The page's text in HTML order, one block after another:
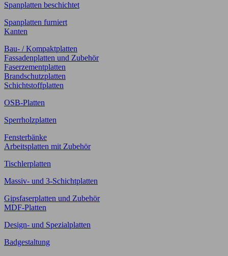
Spanplatten beschichtet
Spanplatten furniert
Kanten
Bau- / Kompaktplatten
Fassadenplatten und Zubehör
Faserzementplatten
Brandschutzplatten
Schichtstoffplatten
OSB-Platten
Sperrholzplatten
Fensterbänke
Arbeitsplatten mit Zubehör
Tischlerplatten
Massiv- und 3-Schichtplatten
Gipsfaserplatten und Zubehör
MDF-Platten
Design- und Spezialplatten
Badgestaltung